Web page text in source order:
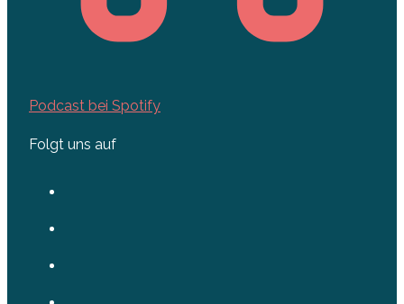
Podcast bei Spotify
Folgt uns auf